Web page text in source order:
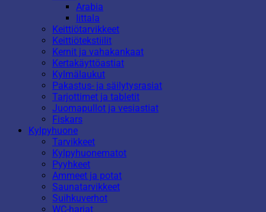
Arabia
Iittala
Keittiötarvikkeet
Keittiötekstiilit
Kernit ja vahakankaat
Kertakäyttöastiat
Kylmälaukut
Pakastus- ja säilytysrasiat
Tarjottimet ja tabletit
Juomapullot ja vesiastiat
Fiskars
Kylpyhuone
Tarvikkeet
Kylpyhuonematot
Pyyhkeet
Ammeet ja potat
Saunatarvikkeet
Suihkuverhot
WC-harjat